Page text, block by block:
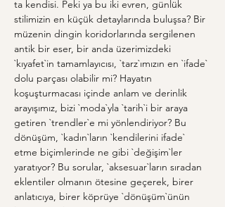
ta kendisi. Peki ya bu iki evren, günlük
stilimizin en küçük detaylarında buluşsa? Bir
müzenin dingin koridorlarında sergilenen
antik bir eser, bir anda üzerimizdeki
`kıyafet`in tamamlayıcısı, `tarz`ımızın en `ifade`
dolu parçası olabilir mi? Hayatın
koşuşturmacası içinde anlam ve derinlik
arayışımız, bizi `moda`yla `tarih`i bir araya
getiren `trendler`e mi yönlendiriyor? Bu
dönüşüm, `kadın`ların `kendilerini ifade`
etme biçimlerinde ne gibi `değişim`ler
yaratıyor? Bu sorular, `aksesuar`ların sıradan
eklentiler olmanın ötesine geçerek, birer
anlatıcıya, birer köprüye `dönüşüm`ünün